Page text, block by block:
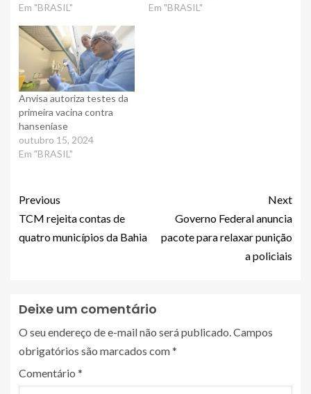
Em "BRASIL"
Em "BRASIL"
Anvisa autoriza testes da
primeira vacina contra
hanseníase
outubro 15, 2024
Em "BRASIL"
Previous
TCM rejeita contas de
quatro municípios da Bahia
Next
Governo Federal anuncia
pacote para relaxar punição
a policiais
Deixe um comentário
O seu endereço de e-mail não será publicado.Campos
obrigatórios são marcados com*
Comentário *